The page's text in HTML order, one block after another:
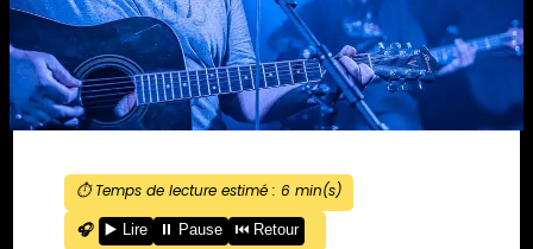
⏱️ Temps de lecture estimé : 6 min(s)
🎧
▶️ Lire ⏸️ Pause ⏮️ Retour